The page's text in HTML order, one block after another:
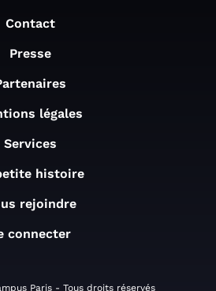
Contact
Presse
légales
Services
histoire
rejoindre
connecter
Paris - Tous droits réservés